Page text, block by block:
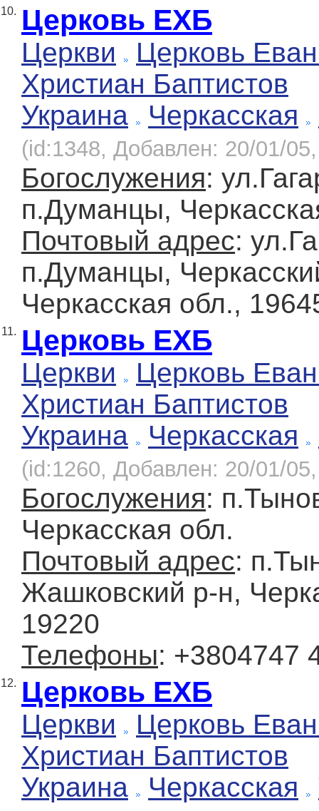
10. Церковь ЕХБ
Церкви
Церковь
Христиан Баптистов
Украина
Черкасская
(id:1348, Добавлен: 20/01/
Богослужения:
п.Думанцы,
Почтовый адрес:
п.Думанцы,
Черкасская обл.,
11. Церковь ЕХБ
Церкви
Церковь
Христиан Баптистов
Украина
Черкасская
(id:1260, Добавлен: 20/01/
Богослужения:
Черкасская обл.
Почтовый адрес:
Жашковский р-н,
19220
Телефоны: +3804747
12. Церковь ЕХБ
Церкви
Церковь
Христиан Баптистов
Украина
Черкасская